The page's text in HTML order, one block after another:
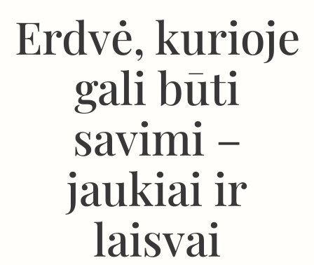
Erdvė, kurioje
gali būti
savimi –
jaukiai ir
laisvai